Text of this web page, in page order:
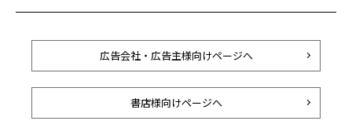
広告会社・広告主様向けページへ
書店様向けページへ